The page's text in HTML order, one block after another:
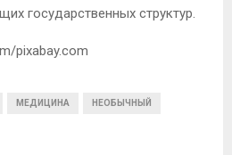
государственных структур.
pixabay.com
МЕДИЦИНА НЕОБЫЧНЫЙ